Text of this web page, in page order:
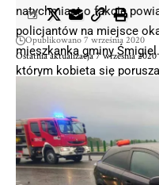
natychmiast o fakcie
policjantów na miejsce
mieszkanka gminy
którym kobieta się
Radosław Nowak, oficer
Wstępnie policja
potrącenie, bo nie
Możliwe więc, że jadąc
Ostatnia aktualizacja 7 września 2020
Opublikowano 7 września 2020